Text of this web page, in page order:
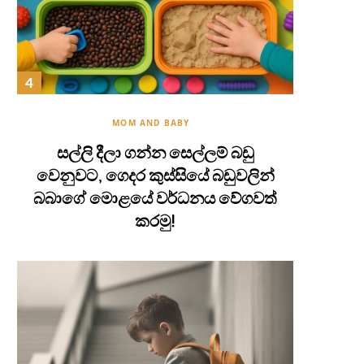
MOM AND BABY
සල්ලි දීලා ගන්න සෙල්ලම් බඩු
වෙනුවට, ගෙදර කුස්සියේ බඩුවලින්
බබාගේ මොළයේ වර්ධනය වේගවත්
කරමු!